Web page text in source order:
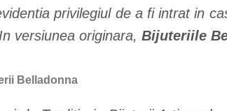
privilegiul de a fi intrat in
versiunea originara, Bijuteriile